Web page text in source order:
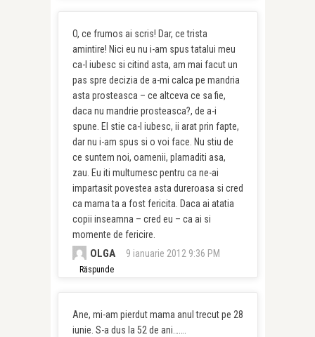
O, ce frumos ai scris! Dar, ce trista
amintire! Nici eu nu i-am spus tatalui meu
ca-l iubesc si citind asta, am mai facut un
pas spre decizia de a-mi calca pe mandria
asta prosteasca – ce altceva ce sa fie,
daca nu mandrie prosteasca?, de a-i
spune. El stie ca-l iubesc, ii arat prin fapte,
dar nu i-am spus si o voi face. Nu stiu de
ce suntem noi, oamenii, plamaditi asa,
zau. Eu iti multumesc pentru ca ne-ai
impartasit povestea asta dureroasa si cred
ca mama ta a fost fericita. Daca ai atatia
copii inseamna – cred eu – ca ai si
momente de fericire.
OLGA 9 ianuarie 2012 9:36 PM
Răspunde
Ane, mi-am pierdut mama anul trecut pe 28
iunie. S-a dus la 52 de ani…….